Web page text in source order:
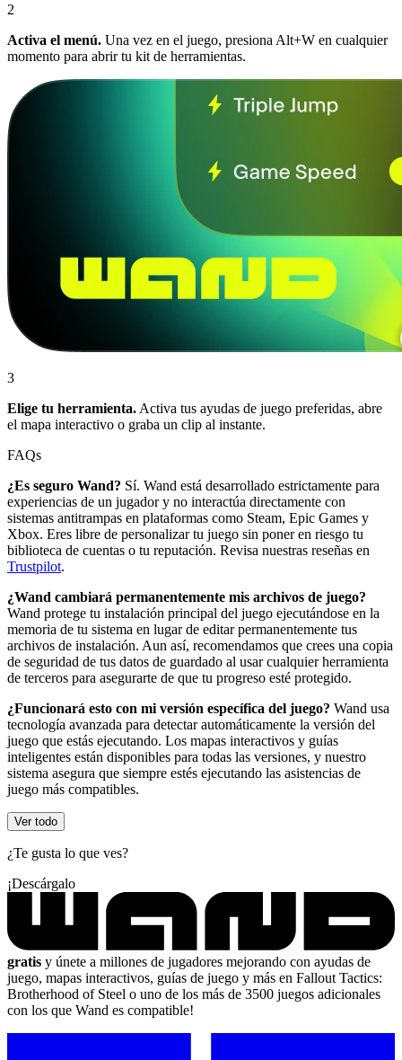
2
Activa el menú. Una vez en el juego, presiona Alt+W en cualquier
momento para abrir tu kit de herramientas.
3
Elige tu herramienta. Activa tus ayudas de juego preferidas, abre
el mapa interactivo o graba un clip al instante.
FAQs
¿Es seguro Wand? Sí. Wand está desarrollado estrictamente para
experiencias de un jugador y no interactúa directamente con
sistemas antitrampas en plataformas como Steam, Epic Games y
Xbox. Eres libre de personalizar tu juego sin poner en riesgo tu
biblioteca de cuentas o tu reputación. Revisa nuestras reseñas en
Trustpilot.
¿Wand cambiará permanentemente mis archivos de juego?
Wand protege tu instalación principal del juego ejecutándose en la
memoria de tu sistema en lugar de editar permanentemente tus
archivos de instalación. Aun así, recomendamos que crees una copia
de seguridad de tus datos de guardado al usar cualquier herramienta
de terceros para asegurarte de que tu progreso esté protegido.
¿Funcionará esto con mi versión específica del juego? Wand usa
tecnología avanzada para detectar automáticamente la versión del
juego que estás ejecutando. Los mapas interactivos y guías
inteligentes están disponibles para todas las versiones, y nuestro
sistema asegura que siempre estés ejecutando las asistencias de
juego más compatibles.
Ver todo
¿Te gusta lo que ves?
¡Descárgalo
gratis y únete a millones de jugadores mejorando con ayudas de
juego, mapas interactivos, guías de juego y más en Fallout Tactics:
Brotherhood of Steel o uno de los más de 3500 juegos adicionales
con los que Wand es compatible!